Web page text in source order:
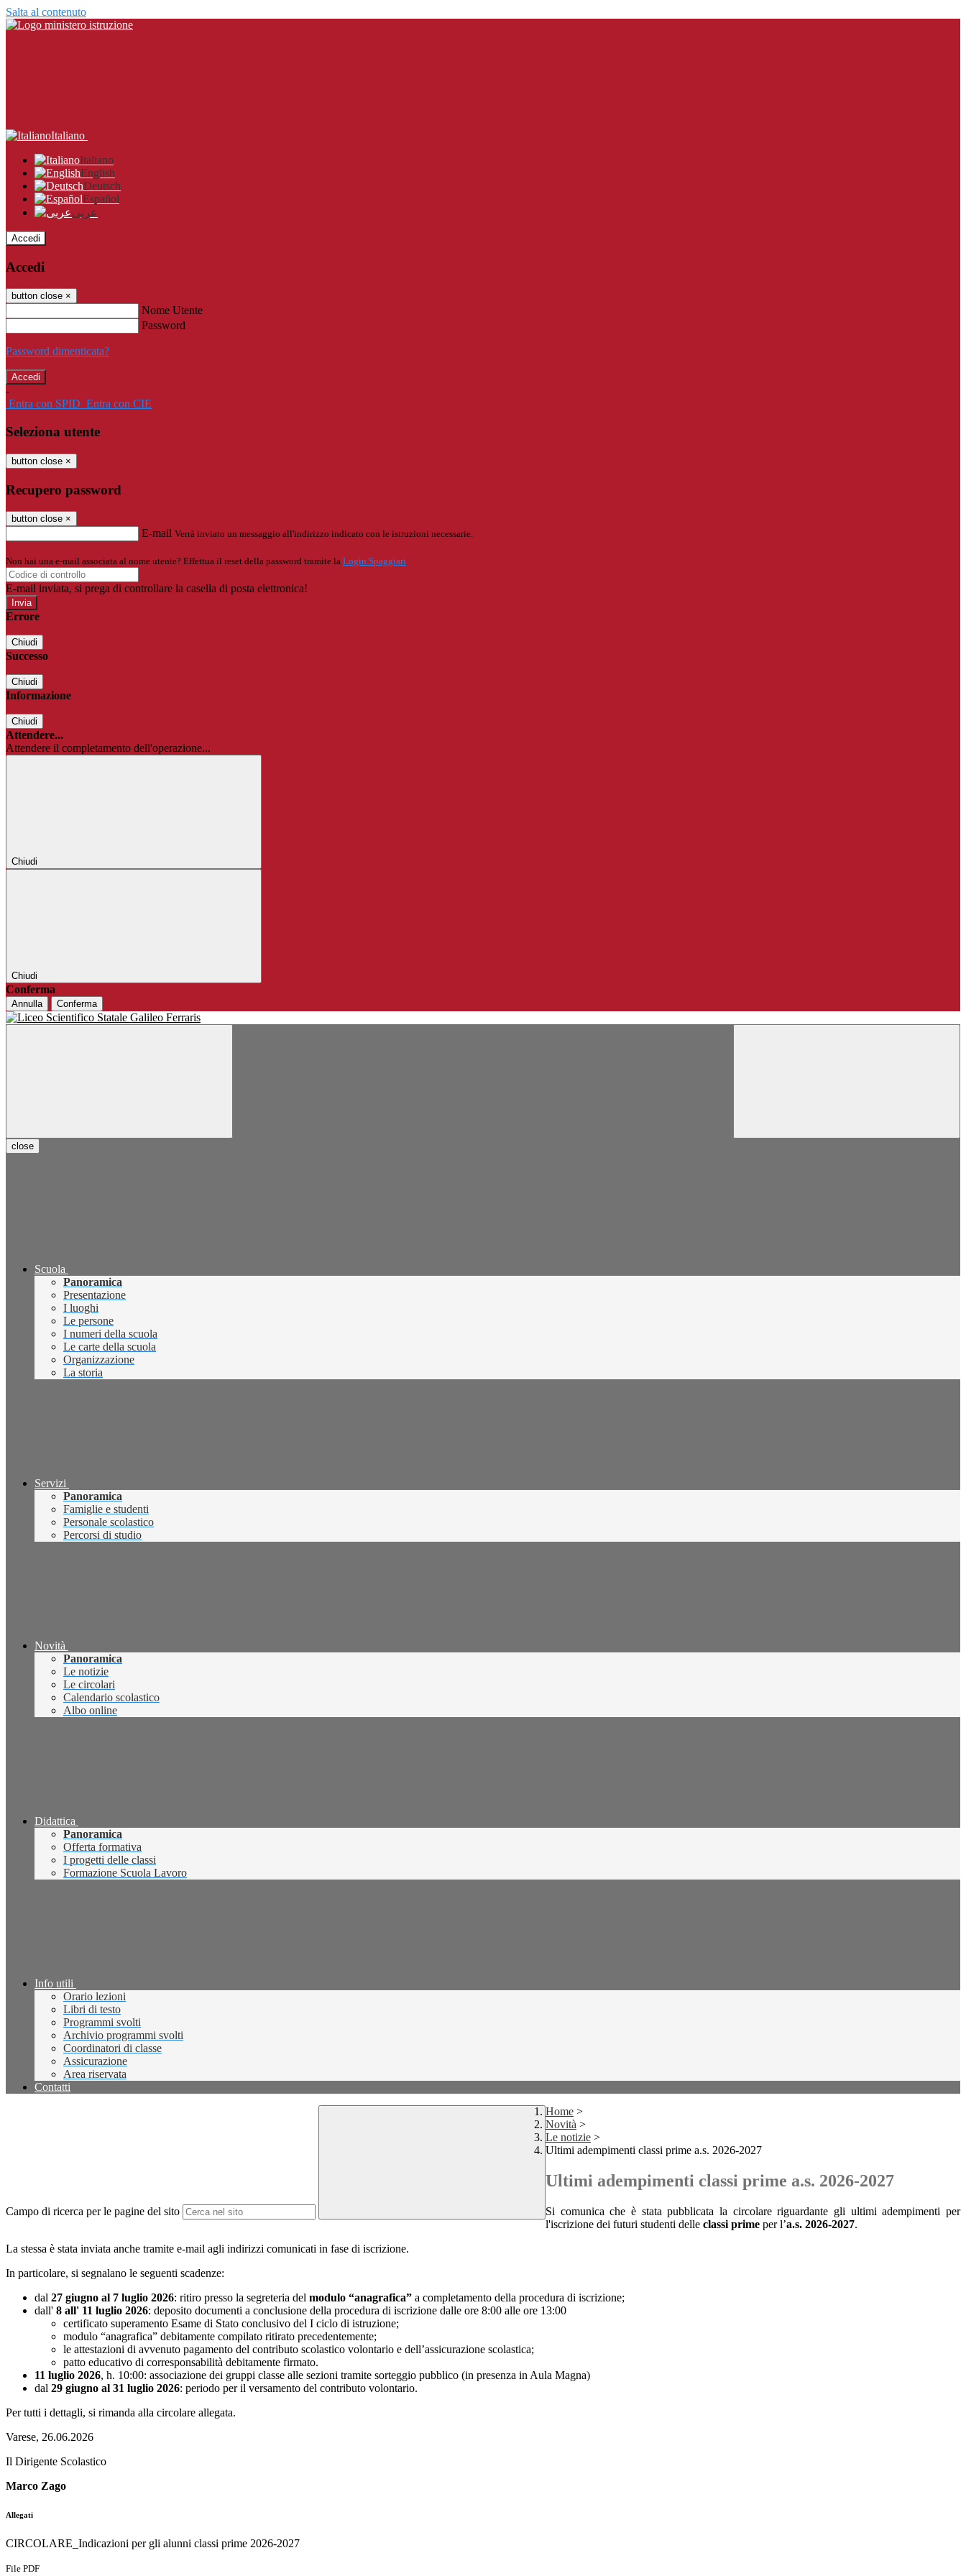
Salta al contenuto
Italiano
Italiano
English
Deutsch
Español
عربى
Accedi
Accedi
button close ×
Nome Utente
Password
Password dimenticata?
-
Entra con SPID Entra con CIE
Seleziona utente
button close ×
Recupero password
button close ×
E-mail Verrà inviato un messaggio all'indirizzo indicato con le istruzioni necessarie.
Non hai una e-mail associata al nome utente? Effettua il reset della password tramite la Login Spaggiari
E-mail inviata, si prega di controllare la casella di posta elettronica!
Errore
Chiudi
Successo
Chiudi
Informazione
Chiudi
Attendere...
Attendere il completamento dell'operazione...
Chiudi
Chiudi
Conferma
Annulla Conferma
close
Scuola
Panoramica
Presentazione
I luoghi
Le persone
I numeri della scuola
Le carte della scuola
Organizzazione
La storia
Servizi
Panoramica
Famiglie e studenti
Personale scolastico
Percorsi di studio
Novità
Panoramica
Le notizie
Le circolari
Calendario scolastico
Albo online
Didattica
Panoramica
Offerta formativa
I progetti delle classi
Formazione Scuola Lavoro
Info utili
Orario lezioni
Libri di testo
Programmi svolti
Archivio programmi svolti
Coordinatori di classe
Assicurazione
Area riservata
Contatti
Campo di ricerca per le pagine del sito
Home >
Novità >
Le notizie >
Ultimi adempimenti classi prime a.s. 2026-2027
Ultimi adempimenti classi prime a.s. 2026-2027
Si comunica che è stata pubblicata la circolare riguardante gli ultimi adempimenti per
l'iscrizione dei futuri studenti delle classi prime per l’a.s. 2026-2027.
La stessa è stata inviata anche tramite e-mail agli indirizzi comunicati in fase di iscrizione.
In particolare, si segnalano le seguenti scadenze:
dal 27 giugno al 7 luglio 2026: ritiro presso la segreteria del modulo “anagrafica” a completamento della procedura di iscrizione;
dall' 8 all' 11 luglio 2026: deposito documenti a conclusione della procedura di iscrizione dalle ore 8:00 alle ore 13:00
certificato superamento Esame di Stato conclusivo del I ciclo di istruzione;
modulo “anagrafica” debitamente compilato ritirato precedentemente;
le attestazioni di avvenuto pagamento del contributo scolastico volontario e dell’assicurazione scolastica;
patto educativo di corresponsabilità debitamente firmato.
11 luglio 2026, h. 10:00: associazione dei gruppi classe alle sezioni tramite sorteggio pubblico (in presenza in Aula Magna)
dal 29 giugno al 31 luglio 2026: periodo per il versamento del contributo volontario.
Per tutti i dettagli, si rimanda alla circolare allegata.
Varese, 26.06.2026
Il Dirigente Scolastico
Marco Zago
Allegati
CIRCOLARE_Indicazioni per gli alunni classi prime 2026-2027
File PDF